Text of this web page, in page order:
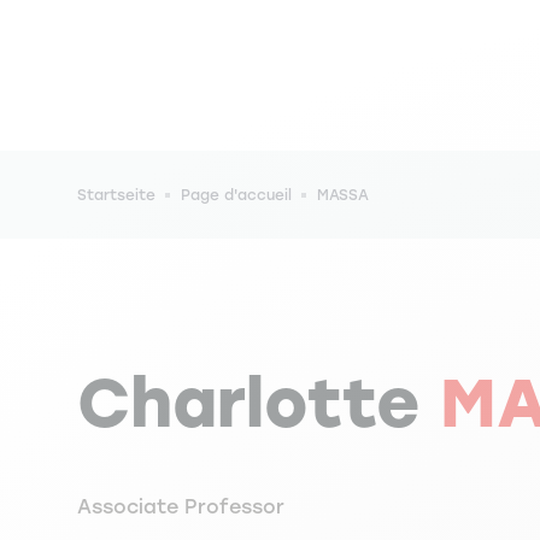
Pfadnavigation
Startseite Page d'accueil MASSA
Charlotte
Associate Professor